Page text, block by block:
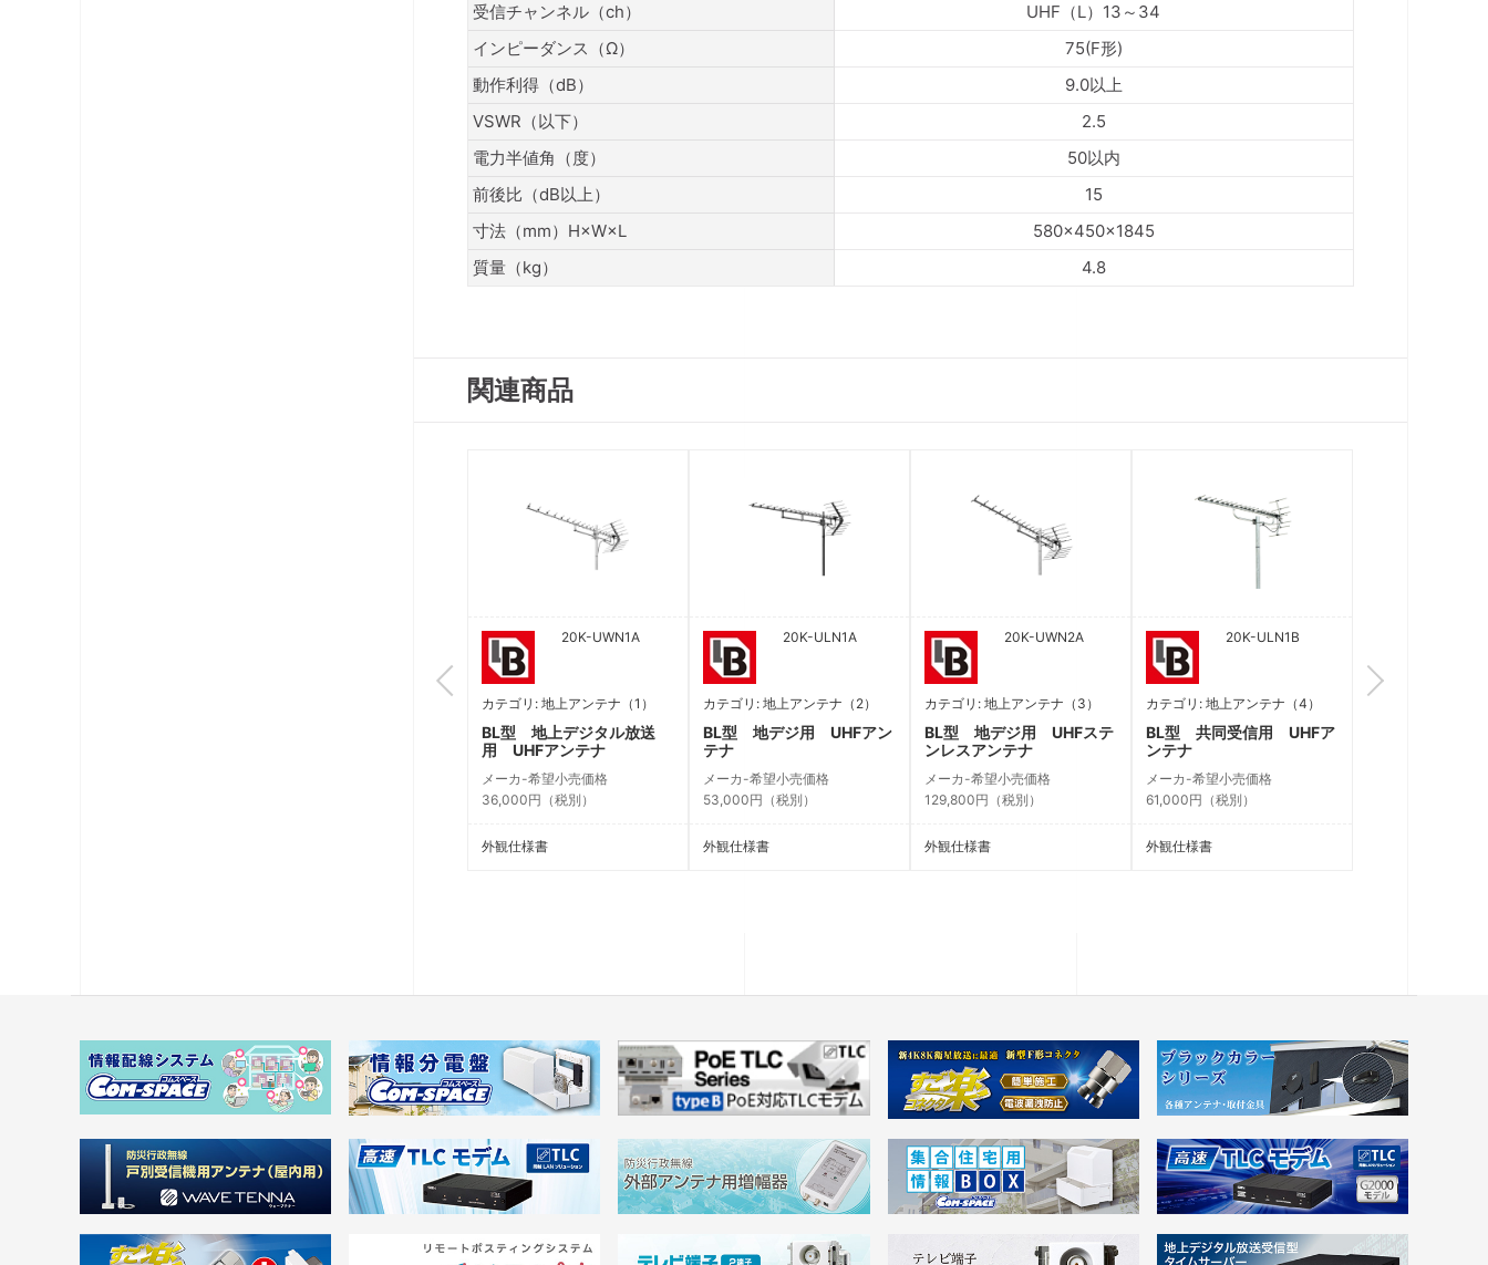
受信チャンネル（ch）
UHF（L）13～34
インピーダンス（Ω）
75(F形)
動作利得（dB）
9.0以上
VSWR（以下）
2.5
電力半値角（度）
50以内
前後比（dB以上）
15
寸法（mm）H×W×L
580×450×1845
質量（kg）
4.8
関連商品
20K-UWN1A
カテゴリ: 地上アンテナ（1）
BL型 地上デジタル放送
用 UHFアンテナ
メーカ-希望小売価格
36,000円（税別）
外観仕様書
20K-ULN1A
カテゴリ: 地上アンテナ（2）
BL型 地デジ用 UHFアン
テナ
メーカ-希望小売価格
53,000円（税別）
外観仕様書
20K-UWN2A
カテゴリ: 地上アンテナ（3）
BL型 地デジ用 UHFステ
ンレスアンテナ
メーカ-希望小売価格
129,800円（税別）
外観仕様書
20K-ULN1B
カテゴリ: 地上アンテナ（4）
BL型 共同受信用 UHFア
ンテナ
メーカ-希望小売価格
61,000円（税別）
外観仕様書